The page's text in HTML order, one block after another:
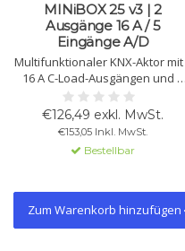
MINiBOX 25 v3 | 2
Ausgänge 16 A / 5
Eingänge A/D
Multifunktionaler KNX-Aktor mit
16 A C-Load-Ausgängen und 5
Eingängen (A/D). Unterstützt KNX
Secure, ideal für Jalousien und
Klimasteuerung. Kabellänge bis
€126,49 exkl. MwSt.
€153,05 Inkl. MwSt.
Bestellbar
Zum Warenkorb hinzufügen